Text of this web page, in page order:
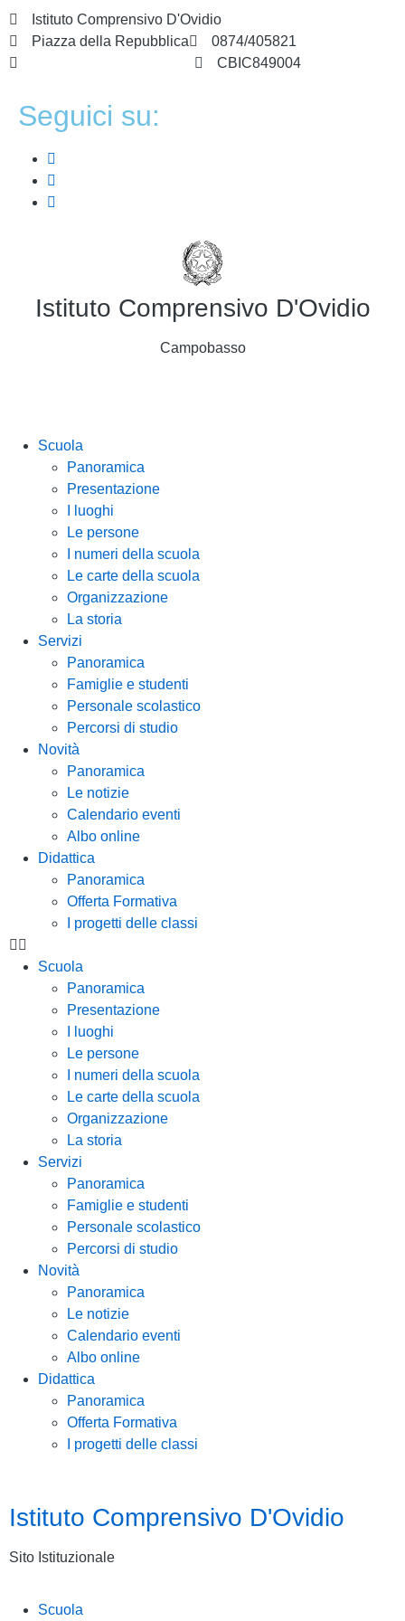
Istituto Comprensivo D'Ovidio
Piazza della Repubblica
0874/405821
CBIC849004
Seguici su:
Istituto Comprensivo D'Ovidio
Campobasso
Scuola
Panoramica
Presentazione
I luoghi
Le persone
I numeri della scuola
Le carte della scuola
Organizzazione
La storia
Servizi
Panoramica
Famiglie e studenti
Personale scolastico
Percorsi di studio
Novità
Panoramica
Le notizie
Calendario eventi
Albo online
Didattica
Panoramica
Offerta Formativa
I progetti delle classi
Scuola
Panoramica
Presentazione
I luoghi
Le persone
I numeri della scuola
Le carte della scuola
Organizzazione
La storia
Servizi
Panoramica
Famiglie e studenti
Personale scolastico
Percorsi di studio
Novità
Panoramica
Le notizie
Calendario eventi
Albo online
Didattica
Panoramica
Offerta Formativa
I progetti delle classi
Istituto Comprensivo D'Ovidio
Sito Istituzionale
Scuola